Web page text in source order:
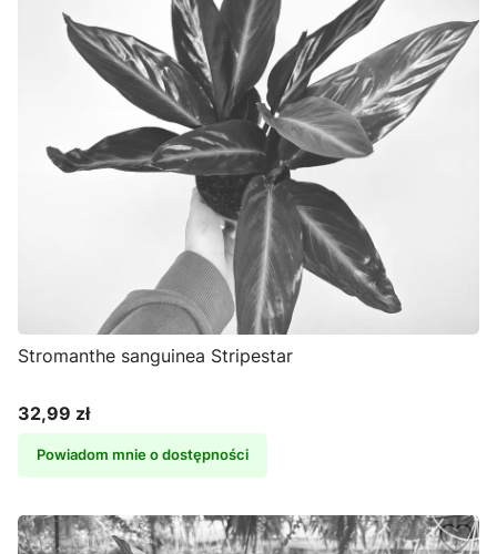
Stromanthe sanguinea Stripestar
Cena
32,99 zł
Powiadom mnie o dostępności